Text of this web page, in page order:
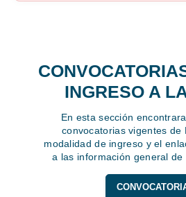
INGRESO A
En esta sección
convocatorias vigentes de
modalidad de ingreso y el
a las información general de